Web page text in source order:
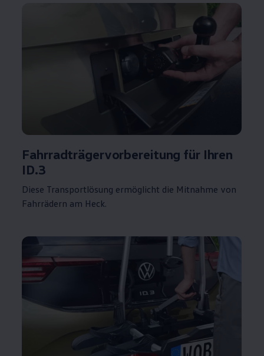
Fahrradträgervorbereitung für Ihren
ID.3
Diese Transportlösung ermöglicht die Mitnahme von
Fahrrädern am Heck.